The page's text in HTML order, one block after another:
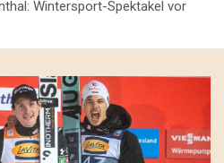
Wintersport-Spektakel vor